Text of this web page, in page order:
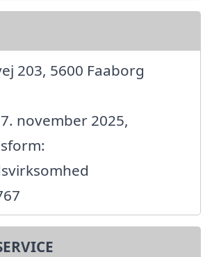
203, 5600 Faaborg
november 2025,